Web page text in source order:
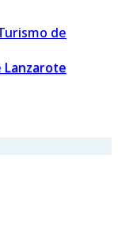
Lanzarote